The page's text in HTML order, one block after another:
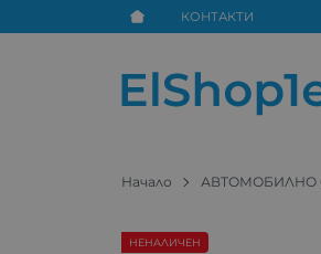
КОНТАКТИ
Начало АВТОМОБИЛНО
НЕНАЛИЧЕН